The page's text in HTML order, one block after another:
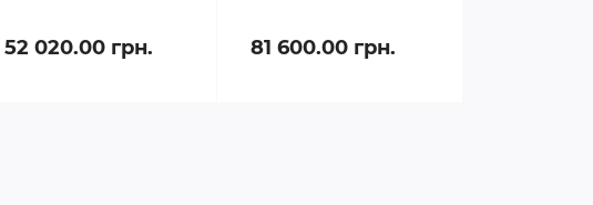
52 020.00 грн. 81 600.00 грн.